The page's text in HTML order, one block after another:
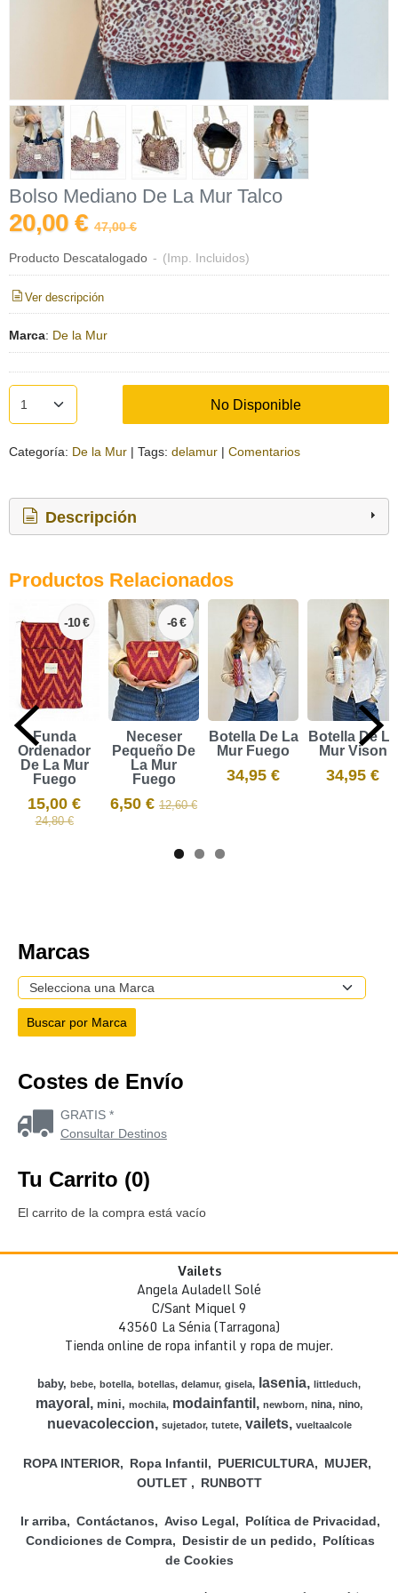
Bolso Mediano De La Mur Talco
20,00 € 47,00 €
Producto Descatalogado - (Imp. Incluidos)
Ver descripción
Marca: De la Mur
No Disponible
Categoría: De la Mur | Tags: delamur | Comentarios
Descripción
Productos Relacionados
-10 €
Funda
Ordenador
De La Mur
Fuego
15,00 €
24,80 €
-6 €
Neceser
Pequeño De
La Mur
Fuego
6,50 € 12,60 €
Botella De La
Mur Fuego
34,95 €
Botella De La
Mur Vison
34,95 €
Marcas
Costes de Envío
GRATIS *
Consultar Destinos
Tu Carrito (0)
El carrito de la compra está vacío
Vailets
Angela Auladell Solé
C/Sant Miquel 9
43560 La Sénia (Tarragona)
Tienda online de ropa infantil y ropa de mujer.
baby bebe botella botellas delamur gisela lasenia littleduch
mayoral mini mochila modainfantil newborn nina nino
nuevacoleccion sujetador tutete vailets vueltaalcole
ROPA INTERIOR Ropa Infantil PUERICULTURA
MUJER
OUTLET
RUNBOTT
Ir arriba Contáctanos Aviso Legal
Política de Privacidad
Condiciones de Compra
Desistir de un pedido
Políticas
de Cookies